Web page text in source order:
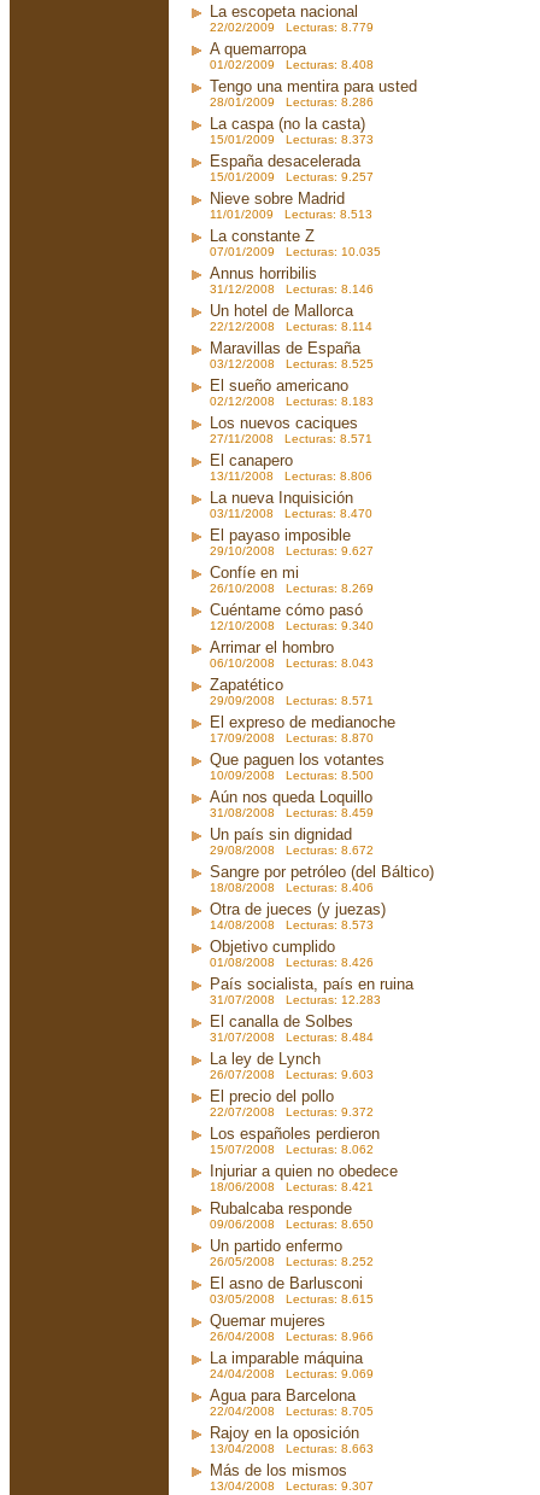
La escopeta nacional
22/02/2009 Lecturas: 8.779
A quemarropa
01/02/2009 Lecturas: 8.408
Tengo una mentira para usted
28/01/2009 Lecturas: 8.286
La caspa (no la casta)
15/01/2009 Lecturas: 8.373
España desacelerada
15/01/2009 Lecturas: 9.257
Nieve sobre Madrid
11/01/2009 Lecturas: 8.513
La constante Z
07/01/2009 Lecturas: 10.035
Annus horribilis
31/12/2008 Lecturas: 8.146
Un hotel de Mallorca
22/12/2008 Lecturas: 8.114
Maravillas de España
03/12/2008 Lecturas: 8.525
El sueño americano
02/12/2008 Lecturas: 8.183
Los nuevos caciques
27/11/2008 Lecturas: 8.571
El canapero
13/11/2008 Lecturas: 8.806
La nueva Inquisición
03/11/2008 Lecturas: 8.470
El payaso imposible
29/10/2008 Lecturas: 9.627
Confíe en mi
26/10/2008 Lecturas: 8.269
Cuéntame cómo pasó
12/10/2008 Lecturas: 9.340
Arrimar el hombro
06/10/2008 Lecturas: 8.043
Zapatético
29/09/2008 Lecturas: 8.571
El expreso de medianoche
17/09/2008 Lecturas: 8.870
Que paguen los votantes
10/09/2008 Lecturas: 8.500
Aún nos queda Loquillo
31/08/2008 Lecturas: 8.459
Un país sin dignidad
29/08/2008 Lecturas: 8.672
Sangre por petróleo (del Báltico)
18/08/2008 Lecturas: 8.406
Otra de jueces (y juezas)
14/08/2008 Lecturas: 8.573
Objetivo cumplido
01/08/2008 Lecturas: 8.426
País socialista, país en ruina
31/07/2008 Lecturas: 12.283
El canalla de Solbes
31/07/2008 Lecturas: 8.484
La ley de Lynch
26/07/2008 Lecturas: 9.603
El precio del pollo
22/07/2008 Lecturas: 9.372
Los españoles perdieron
15/07/2008 Lecturas: 8.062
Injuriar a quien no obedece
18/06/2008 Lecturas: 8.421
Rubalcaba responde
09/06/2008 Lecturas: 8.650
Un partido enfermo
26/05/2008 Lecturas: 8.252
El asno de Barlusconi
03/05/2008 Lecturas: 8.615
Quemar mujeres
26/04/2008 Lecturas: 8.966
La imparable máquina
24/04/2008 Lecturas: 9.069
Agua para Barcelona
22/04/2008 Lecturas: 8.705
Rajoy en la oposición
13/04/2008 Lecturas: 8.663
Más de los mismos
13/04/2008 Lecturas: 9.307